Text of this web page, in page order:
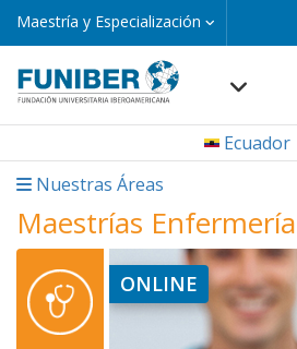
Pasar
principal
Maestría y Especialización
Maestría
y
Navegación
micro
Ecuador
Nuestras Áreas
Maestrías Enfermería
ONLINE